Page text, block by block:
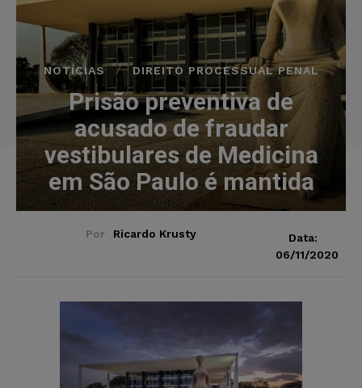
NOTÍCIAS DIREITO PROCESSUAL PENAL
Prisão preventiva de
acusado de fraudar
vestibulares de Medicina
em São Paulo é mantida
Por Ricardo Krusty
Data:
06/11/2020